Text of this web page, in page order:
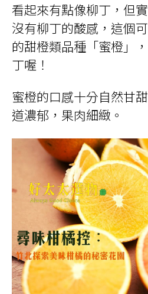
看起來有點像柳丁，但
沒有柳丁的酸感，這個
的甜橙類品種「蜜橙」
丁喔！
蜜橙的口感十分自然甘
道濃郁，果肉細緻。